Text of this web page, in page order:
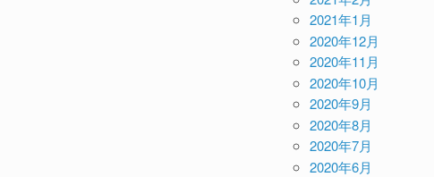
2021年1月
2020年12月
2020年11月
2020年10月
2020年9月
2020年8月
2020年7月
2020年6月